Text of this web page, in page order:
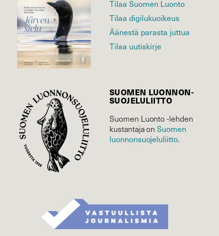
Tilaa Suomen Luonto
Tilaa digilukuoikeus
Äänestä parasta juttua
Tilaa uutiskirje
SUOMEN LUONNON­
SUOJELU­LIITTO
Suomen Luonto -lehden
kustantaja onSuomen
luonnonsuojelu­liitto.